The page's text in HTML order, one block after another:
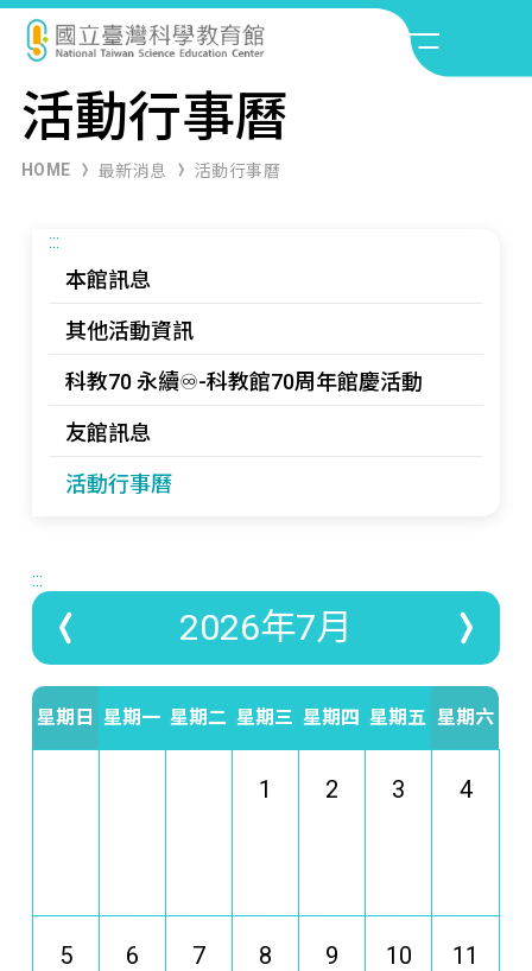
活動行事曆
HOME 最新消息 活動行事曆
:::
本館訊息
其他活動資訊
科教70 永續♾️-科教館70周年館慶活動
友館訊息
活動行事曆
:::
2026年7月
星期日 星期一 星期二 星期三 星期四 星期五 星期六
1 2 3 4
5 6 7 8 9 10 11